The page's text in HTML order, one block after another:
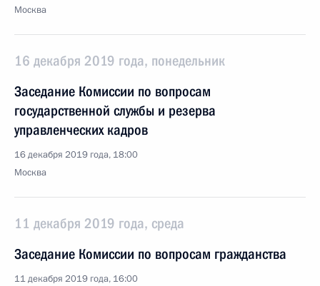
Москва
16 декабря 2019 года, понедельник
Заседание Комиссии по вопросам
государственной службы и резерва
управленческих кадров
16 декабря 2019 года, 18:00
Москва
11 декабря 2019 года, среда
Заседание Комиссии по вопросам гражданства
11 декабря 2019 года, 16:00